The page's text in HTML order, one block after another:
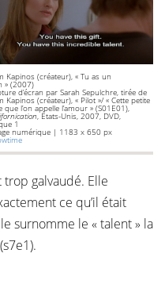
Kapinos (créateur), « Tu as un
» (2007)
d’écran par Sarah Sepulchre, tirée de
Kapinos (créateur), « Pilot »/ « Cette petite
que l’on appelle l’amour » (S01E01),
, États-Unis, 2007, DVD,
1
numérique | 1183 x 650 px
galvaudé. Elle
ce qu’il était
surnomme le « talent » la